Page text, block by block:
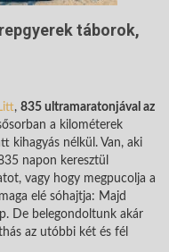
táborok,
, 835 ultramaratonjával az
a kilométerek
kihagyás nélkül. Van, aki
napon keresztül
vagy hogy megpucolja a
elé sóhajtja: Majd
De belegondoltunk akár
az utóbbi két és fél